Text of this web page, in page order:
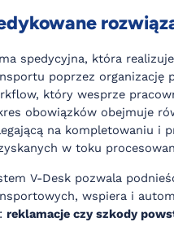
spedycyjna, która
poprzez organizację
który wesprze
obowiązków obejmuje
na kompletowaniu i
w toku
V-Desk pozwala
wspiera i
reklamacje czy szkody